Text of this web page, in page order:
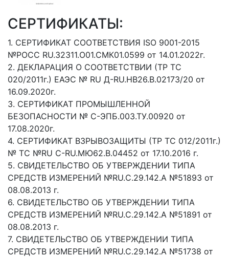
СЕРТИФИКАТЫ:
1. СЕРТИФИКАТ СООТВЕТСТВИЯ ISO 9001-2015
№РОСС RU.32311.О01.СМК01.0599 от 14.01.2022г.
2. ДЕКЛАРАЦИЯ О СООТВЕТСТВИИ (ТР ТС
020/2011г.) ЕАЭС № RU Д-RU.НВ26.В.02173/20 от
16.09.2020г.
3. СЕРТИФИКАТ ПРОМЫШЛЕННОЙ
БЕЗОПАСНОСТИ № С-ЭПБ.003.ТУ.00920 от
17.08.2020г.
4. СЕРТИФИКАТ ВЗРЫВОЗАЩИТЫ (ТР ТС 012/2011г.)
№ ТС №RU C-RU.МЮ62.В.04452 от 17.10.2016 г.
5. СВИДЕТЕЛЬСТВО ОБ УТВЕРЖДЕНИИ ТИПА
СРЕДСТВ ИЗМЕРЕНИЙ №RU.C.29.142.А №51893 от
08.08.2013 г.
6. СВИДЕТЕЛЬСТВО ОБ УТВЕРЖДЕНИИ ТИПА
СРЕДСТВ ИЗМЕРЕНИЙ №RU.C.29.142.А №51891 от
08.08.2013 г.
7. СВИДЕТЕЛЬСТВО ОБ УТВЕРЖДЕНИИ ТИПА
СРЕДСТВ ИЗМЕРЕНИЙ №RU.C.29.142.А №51738 от